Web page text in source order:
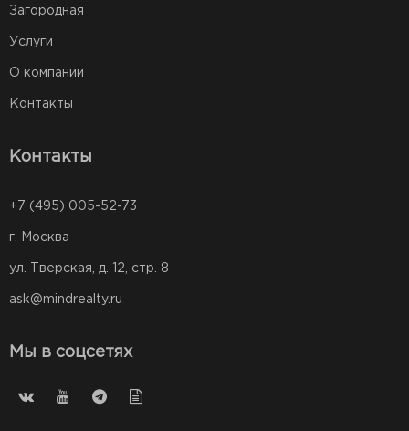
Загородная
Услуги
О компании
Контакты
Контакты
+7 (495) 005-52-73
г. Москва
ул. Тверская, д. 12, стр. 8
ask@mindrealty.ru
Мы в соцсетях